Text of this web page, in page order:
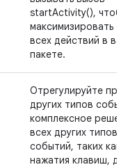
startActivity(), чтобы
максимизировать
всех действий в
пакете.
Отрегулируйте
других типов
комплексное
всех других типов
событий, таких как
нажатия клавиш,